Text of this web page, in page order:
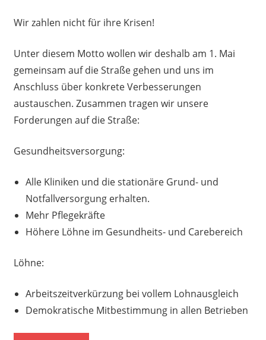
Wir zahlen nicht für ihre Krisen!
Unter diesem Motto wollen wir deshalb am 1. Mai
gemeinsam auf die Straße gehen und uns im
Anschluss über konkrete Verbesserungen
austauschen. Zusammen tragen wir unsere
Forderungen auf die Straße:
Gesundheitsversorgung:
Alle Kliniken und die stationäre Grund- und
Notfallversorgung erhalten.
Mehr Pflegekräfte
Höhere Löhne im Gesundheits- und Carebereich
Löhne:
Arbeitszeitverkürzung bei vollem Lohnausgleich
Demokratische Mitbestimmung in allen Betrieben